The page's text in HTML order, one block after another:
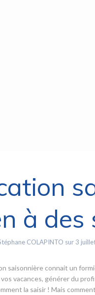
à des
COLAPINTO sur 3
saisonnière connait un
vacances, générer du
la saisir ! Mais